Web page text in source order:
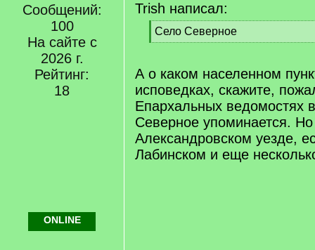
Сообщений:
100
На сайте с
2026 г.
Рейтинг:
18
Trish написал:
[
q
Село Северное
[
q
]
А о каком населенном
исповедках, скажите,
Епархальных ведомостях
Северное упоминается. Но
Александровском уезде,
Лабинском и еще
ONLINE